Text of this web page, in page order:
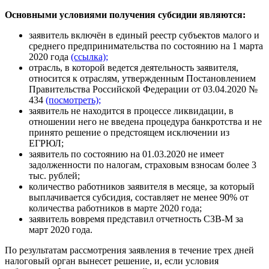
Основными условиями получения субсидии являются:
заявитель включён в единый реестр субъектов малого и
среднего предпринимательства по состоянию на 1 марта
2020 года (ссылка);
отрасль, в которой ведется деятельность заявителя,
относится к отраслям, утвержденным Постановлением
Правительства Российской Федерации от 03.04.2020 №
434 (посмотреть);
заявитель не находится в процессе ликвидации, в
отношении него не введена процедура банкротства и не
принято решение о предстоящем исключении из
ЕГРЮЛ;
заявитель по состоянию на 01.03.2020 не имеет
задолженности по налогам, страховым взносам более 3
тыс. рублей;
количество работников заявителя в месяце, за который
выплачивается субсидия, составляет не менее 90% от
количества работников в марте 2020 года;
заявитель вовремя представил отчетность СЗВ-М за
март 2020 года.
По результатам рассмотрения заявления в течение трех дней
налоговый орган вынесет решение, и, если условия